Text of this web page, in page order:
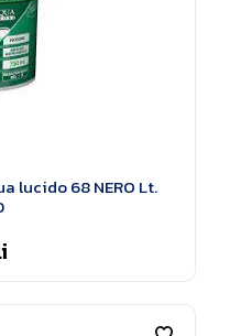
lucido 68 NERO Lt.